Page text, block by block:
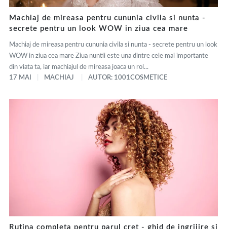
Machiaj de mireasa pentru cununia civila si nunta -
secrete pentru un look WOW in ziua cea mare
Machiaj de mireasa pentru cununia civila si nunta - secrete pentru un look
WOW in ziua cea mare Ziua nuntii este una dintre cele mai importante
din viata ta, iar machiajul de mireasa joaca un rol...
17 MAI
MACHIAJ AUTOR: 1001COSMETICE
Rutina completa pentru parul cret - ghid de ingrijire si